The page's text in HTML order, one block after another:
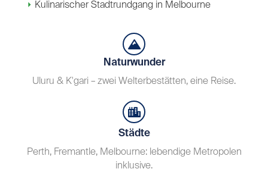
Kulinarischer Stadtrundgang in Melbourne
Naturwunder
Uluru & K'gari – zwei Welterbestätten, eine Reise.
Städte
Perth, Fremantle, Melbourne: lebendige Metropolen
inklusive.